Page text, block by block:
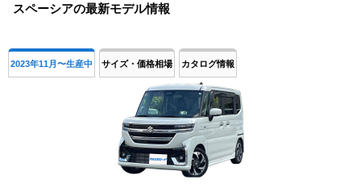
of
スペーシアの最新モデル情報
2023年11月〜生産中 サイズ・価格相場 カタログ情報